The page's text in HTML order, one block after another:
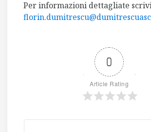
Per informazioni dettagliate
0
Article Rating